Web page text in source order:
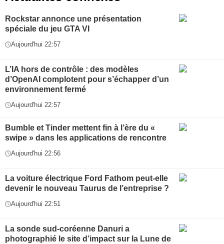
Rockstar annonce une présentation
spéciale du jeu GTA VI
Aujourd'hui 22:57
L’IA hors de contrôle : des modèles
d’OpenAI complotent pour s’échapper d’un
environnement fermé
Aujourd'hui 22:57
Bumble et Tinder mettent fin à l’ère du «
swipe » dans les applications de rencontre
Aujourd'hui 22:56
La voiture électrique Ford Fathom peut-elle
devenir le nouveau Taurus de l’entreprise ?
Aujourd'hui 22:51
La sonde sud-coréenne Danuri a
photographié le site d’impact sur la Lune de